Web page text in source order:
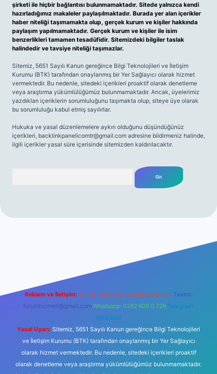
şirketi ile hiçbir bağlantısı bulunmamaktadır. Sitede yalnızca kendi
hazırladığımız makaleler paylaşılmaktadır. Burada yer alan içerikler
haber niteliği taşımamakta olup, gerçek kurum ve kişiler hakkında
paylaşım yapılmamaktadır. Gerçek kurum ve kişiler ile isim
benzerlikleri tamamen tesadüfidir. Sitemizdeki bilgiler taslak
halindedir ve tavsiye niteliği taşımazlar.
Sitemiz, 5651 Sayılı Kanun gereğince Bilgi Teknolojileri ve İletişim
Kurumu (BTK) tarafından onaylanmış bir Yer Sağlayıcı olarak hizmet
vermektedir. Bu nedenle, sitedeki içerikleri proaktif olarak denetleme
veya araştırma yükümlülüğümüz bulunmamaktadır. Ancak, üyelerimiz
yazdıkları içeriklerin sorumluluğunu taşımakta olup, siteye üye olarak
bu sorumluluğu kabul etmiş sayılırlar.
Hukuka ve yasal düzenlemelere aykırı olduğunu düşündüğünüz
içerikleri, backlinkpanelicomtr@gmail.com adresine bildirmeniz halinde,
ilgili içerikler yasal süre içerisinde sitemizden kaldırılacaktır.
Reklam ve İletişim: E-mail: backlinkpaneli@gmail.com Teams:
forumhizmeti@gmail.com Whatsapp: 0262 606 0 726 Telegram:
@karabul
Yasal Uyarı: Sitemiz, 5651 Sayılı Kanun gereğince Bilgi Teknolojileri
ve İletişim Kurumu (BTK) tarafından onaylanmış bir Yer Sağlayıcı
olarak hizmet vermektedir. Bu nedenle, sitedeki içerikleri proaktif
olarak denetleme veya araştırma yükümlülüğümüz bulunmamaktadır.